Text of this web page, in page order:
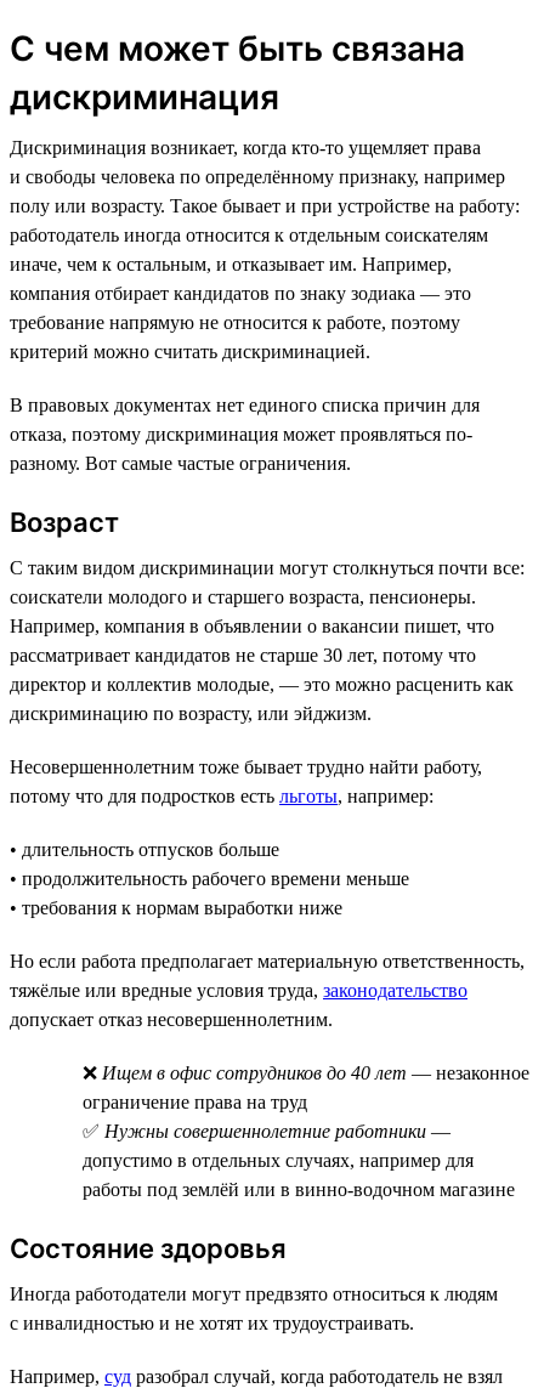
С чем может быть связана
дискриминация
Дискриминация возникает, когда кто-то ущемляет права
и свободы человека по определённому признаку, например
полу или возрасту. Такое бывает и при устройстве на работу:
работодатель иногда относится к отдельным соискателям
иначе, чем к остальным, и отказывает им. Например,
компания отбирает кандидатов по знаку зодиака — это
требование напрямую не относится к работе, поэтому
критерий можно считать дискриминацией.
В правовых документах нет единого списка причин для
отказа, поэтому дискриминация может проявляться по-
разному. Вот самые частые ограничения.
Возраст
С таким видом дискриминации могут столкнуться почти все:
соискатели молодого и старшего возраста, пенсионеры.
Например, компания в объявлении о вакансии пишет, что
рассматривает кандидатов не старше 30 лет, потому что
директор и коллектив молодые, — это можно расценить как
дискриминацию по возрасту, или эйджизм.
Несовершеннолетним тоже бывает трудно найти работу,
потому что для подростков есть льготы, например:
• длительность отпусков больше
• продолжительность рабочего времени меньше
• требования к нормам выработки ниже
Но если работа предполагает материальную ответственность,
тяжёлые или вредные условия труда, законодательство
допускает отказ несовершеннолетним.
❌ Ищем в офис сотрудников до 40 лет — незаконное
ограничение права на труд
✅ Нужны совершеннолетние работники —
допустимо в отдельных случаях, например для
работы под землёй или в винно-водочном магазине
Состояние здоровья
Иногда работодатели могут предвзято относиться к людям
с инвалидностью и не хотят их трудоустраивать.
Например, суд разобрал случай, когда работодатель не взял